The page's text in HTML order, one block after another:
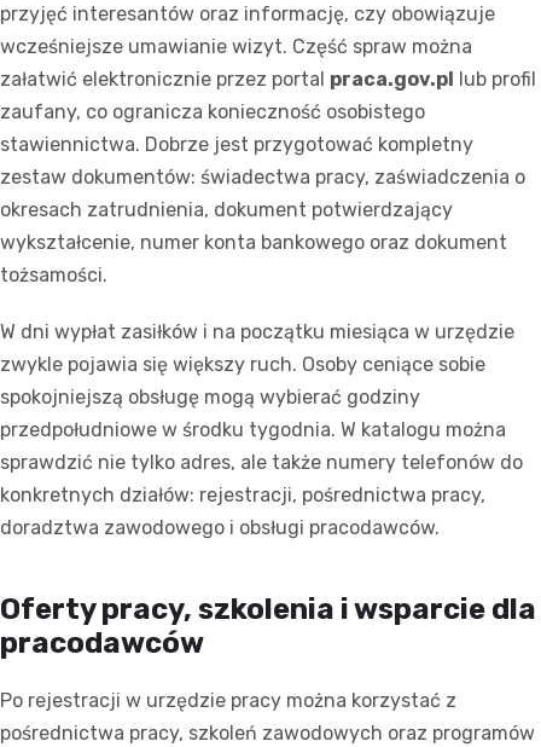
przyjęć interesantów oraz informację, czy obowiązuje
wcześniejsze umawianie wizyt. Część spraw można
załatwić elektronicznie przez portal praca.gov.pl
lub profil
zaufany, co ogranicza konieczność osobistego
stawiennictwa. Dobrze jest przygotować kompletny
zestaw dokumentów: świadectwa pracy, zaświadczenia o
okresach zatrudnienia, dokument potwierdzający
wykształcenie, numer konta bankowego oraz dokument
tożsamości.
W dni wypłat zasiłków i na początku miesiąca w urzędzie
zwykle pojawia się większy ruch. Osoby ceniące sobie
spokojniejszą obsługę mogą wybierać godziny
przedpołudniowe w środku tygodnia. W katalogu można
sprawdzić nie tylko adres, ale także numery telefonów do
konkretnych działów: rejestracji, pośrednictwa pracy,
doradztwa zawodowego i obsługi pracodawców.
Oferty pracy, szkolenia i wsparcie dla
pracodawców
Po rejestracji w urzędzie pracy można korzystać z
pośrednictwa pracy, szkoleń zawodowych oraz programów